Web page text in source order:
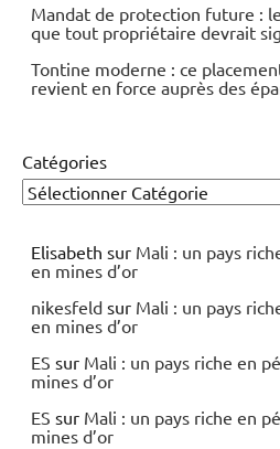
Mandat de protection future :
que tout propriétaire devrait
Tontine moderne : ce
revient en force auprès des
Catégories
Elisabeth sur Mali : un pays
en mines d’or
nikesfeld sur Mali : un pays
en mines d’or
ES sur Mali : un pays riche en
mines d’or
ES sur Mali : un pays riche en
mines d’or